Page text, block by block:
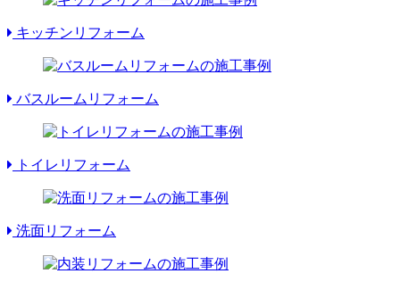
キッチンリフォーム
バスルームリフォーム
トイレリフォーム
洗面リフォーム